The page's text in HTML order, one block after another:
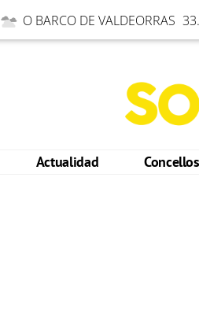
O BARCO DE VALDEORRAS
Actualidad Concellos